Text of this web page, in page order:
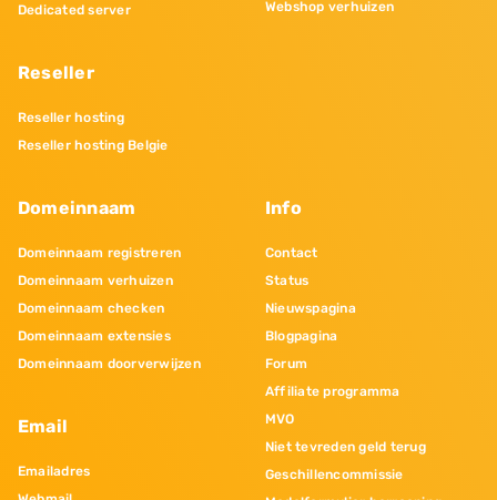
Dedicated server
Reseller
Reseller hosting
Reseller hosting Belgie
Webshop verhuizen
Domeinnaam
Domeinnaam registreren
Domeinnaam verhuizen
Domeinnaam checken
Domeinnaam extensies
Domeinnaam doorverwijzen
Email
Emailadres
Info
Contact
Status
Nieuwspagina
Blogpagina
Forum
Affiliate programma
MVO
Niet tevreden geld terug
Geschillencommissie